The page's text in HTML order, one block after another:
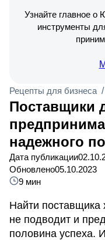
Узнайте главное о
инструменты
Рецепты для бизнеса /
Поставщики
надежного
Дата публикации
Обновлено05.10.2023
9 мин
Найти поставщика
не подводит и
половина успеха.